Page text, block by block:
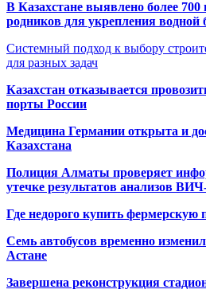
В Казахстане выявлено более
родников для укрепления водной
Системный подход к выбору
для разных задач
Казахстан отказывается
порты России
Медицина Германии открыта и
Казахстана
Полиция Алматы проверяет
утечке результатов анализов
Где недорого купить
Семь автобусов временно
Астане
Завершена реконструкция